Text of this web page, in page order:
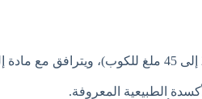
يحتوي على نسبة كافيين معتدلة إلى منخفضة (تتراوح بين 20 إلى 45 ملغ للكوب)،